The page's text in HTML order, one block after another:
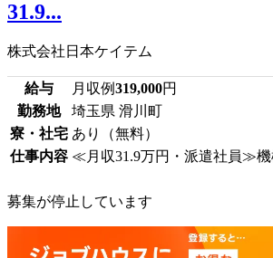
31.9...
株式会社日本ケイテム
給与 月収例319,000円
勤務地
埼玉県 滑川町
寮・社宅 あり（無料）
仕事内容 ≪月収31.9万円・派遣社員≫機
募集が停止しています